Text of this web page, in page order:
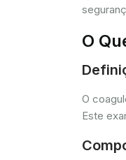
O
O
Este